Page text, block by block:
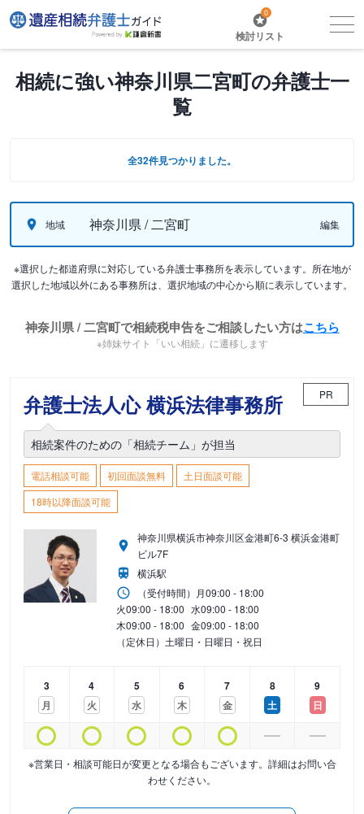
0
検討リスト
相続に強い神奈川県二宮町の弁護士一
覧
全32件見つかりました。
地域 神奈川県 / 二宮町 編集
※選択した都道府県に対応している弁護士事務所を表示しています。所在地が
選択した地域以外にある事務所は、選択地域の中心から順に表示しています。
神奈川県 / 二宮町で相続税申告をご相談したい方はこちら
※姉妹サイト「いい相続」に遷移します
弁護士法人心 横浜法律事務所 PR
相続案件のための「相続チーム」が担当
電話相談可能 初回面談無料
土日面談可能
18時以降面談可能
神奈川県横浜市神奈川区金港町6-3 横浜金港町
ビル7F
横浜駅
（受付時間） 月09:00 - 18:00
火09:00 - 18:00 水09:00 - 18:00
木09:00 - 18:00 金09:00 - 18:00
（定休日）土曜日・日曜日・祝日
3
月
4
火
5
水
6
木
7
金
8
土
9
日
※営業日・相談可能日が変更となる場合もございます。詳細はお問い合
わせください。